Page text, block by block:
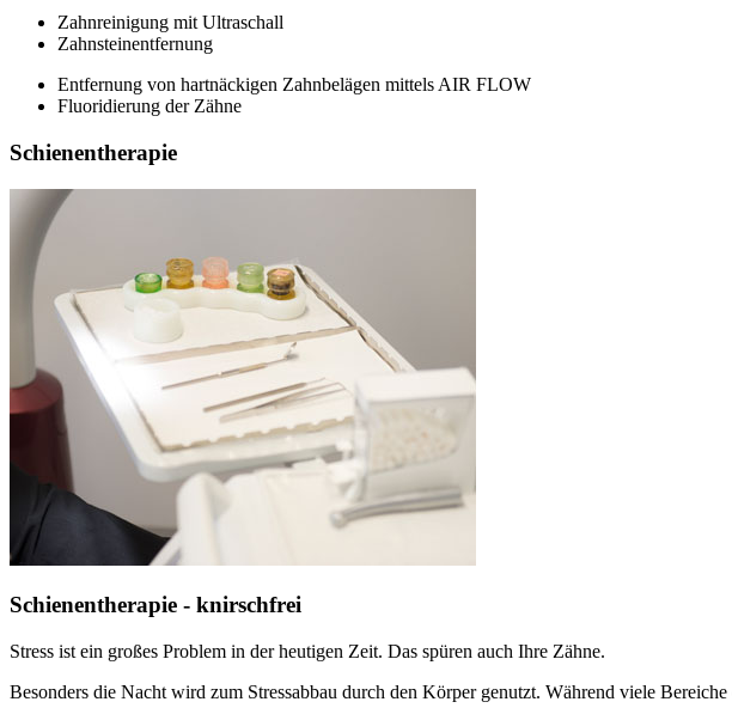
Zahnreinigung mit Ultraschall
Zahnsteinentfernung
Entfernung von hartnäckigen Zahnbelägen mittels AIR FLOW
Fluoridierung der Zähne
Schienentherapie
Schienentherapie - knirschfrei
Stress ist ein großes Problem in der heutigen Zeit. Das spüren auch Ihre Zähne.
Besonders die Nacht wird zum Stressabbau durch den Körper genutzt. Während viele